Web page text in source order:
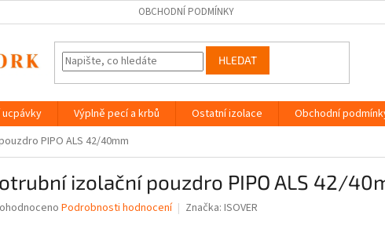
OBCHODNÍ PODMÍNKY
HLEDAT
Výplně pecí a krbů Ostatní izolace Obchodní
PIPO ALS 42/40mm
izolační pouzdro PIPO ALS 42/
Podrobnosti hodnocení Značka: ISOVER